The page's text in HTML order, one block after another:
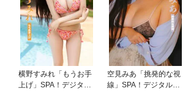
横野すみれ「もうお手
上げ」SPA！デジタル
空見みあ「挑発的な視
線」SPA！デジタル写